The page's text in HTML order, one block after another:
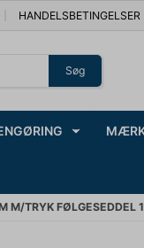
HANDELSBETINGELSER
Søg
M/TRYK FØLGESEDDEL